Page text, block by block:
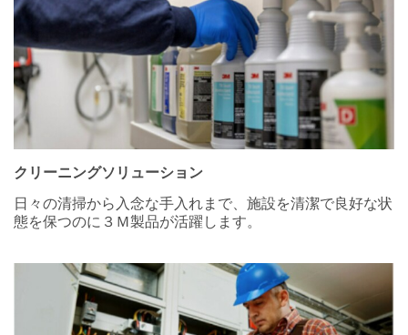
クリーニングソリューション
日々の清掃から入念な手入れまで、施設を清潔で良好な状
態を保つのに３Ｍ製品が活躍します。